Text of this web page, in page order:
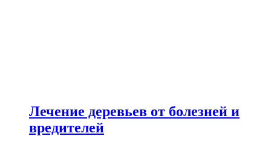
Лечение деревьев от болезней и
вредителей